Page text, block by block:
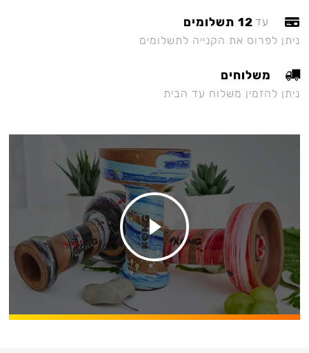
עד 12 תשלומים
ניתן לפרוס את הקנייה לתשלומים
משלוחים
ניתן להזמין משלוח עד הבית